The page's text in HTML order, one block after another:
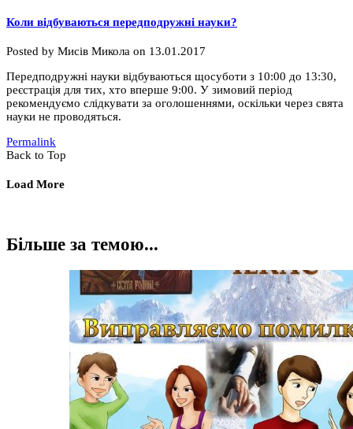
Коли відбуваються передподружні науки?
Posted by Мисів Микола on 13.01.2017
Передподружні науки відбуваються щосуботи з 10:00 до 13:30,
реєстрація для тих, хто вперше 9:00. У зимовий період
рекомендуємо слідкувати за оголошеннями, оскільки через свята
науки не проводяться.
Permalink
Back to Top
Load More
Більше за темою...